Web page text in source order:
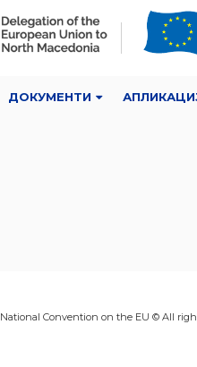
ДОКУМЕНТИ
National Convention on the EU © All